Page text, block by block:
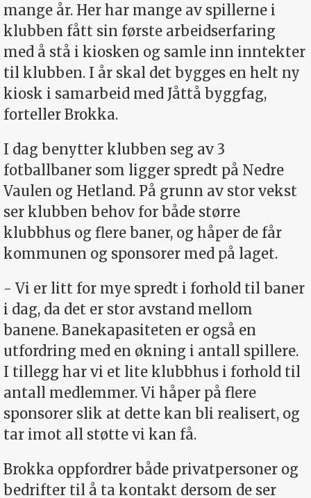
mange år. Her har mange av spillerne i
klubben fått sin første arbeidserfaring
med å stå i kiosken og samle inn inntekter
til klubben. I år skal det bygges en helt ny
kiosk i samarbeid med Jåttå byggfag,
forteller Brokka.
I dag benytter klubben seg av 3
fotballbaner som ligger spredt på Nedre
Vaulen og Hetland. På grunn av stor vekst
ser klubben behov for både større
klubbhus og flere baner, og håper de får
kommunen og sponsorer med på laget.
- Vi er litt for mye spredt i forhold til baner
i dag, da det er stor avstand mellom
banene. Banekapasiteten er også en
utfordring med en økning i antall spillere.
I tillegg har vi et lite klubbhus i forhold til
antall medlemmer. Vi håper på flere
sponsorer slik at dette kan bli realisert, og
tar imot all støtte vi kan få.
Brokka oppfordrer både privatpersoner og
bedrifter til å ta kontakt dersom de ser